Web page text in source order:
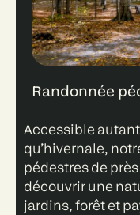
Randonnée
Accessible
qu’hivernale,
pédestres de
découvrir une
jardins, forêt et